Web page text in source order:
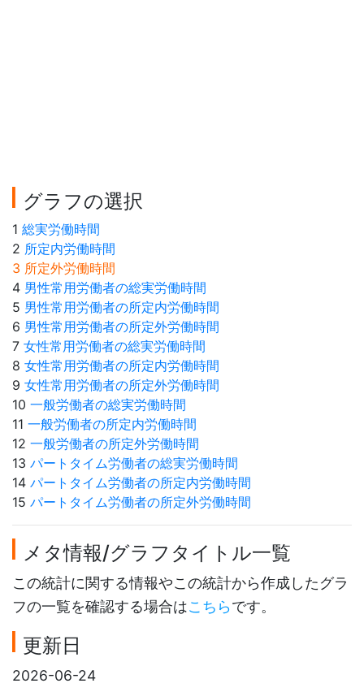
グラフの選択
1 総実労働時間
2 所定内労働時間
3 所定外労働時間
4 男性常用労働者の総実労働時間
5 男性常用労働者の所定内労働時間
6 男性常用労働者の所定外労働時間
7 女性常用労働者の総実労働時間
8 女性常用労働者の所定内労働時間
9 女性常用労働者の所定外労働時間
10 一般労働者の総実労働時間
11 一般労働者の所定内労働時間
12 一般労働者の所定外労働時間
13 パートタイム労働者の総実労働時間
14 パートタイム労働者の所定内労働時間
15 パートタイム労働者の所定外労働時間
メタ情報/グラフタイトル一覧
この統計に関する情報やこの統計から作成したグラ
フの一覧を確認する場合はこちらです。
更新日
2026-06-24